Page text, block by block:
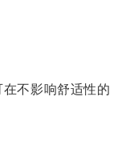
不影响舒适性的